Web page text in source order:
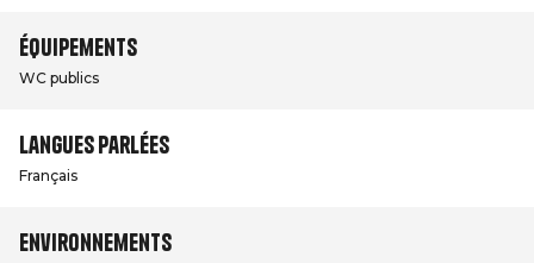
Équipements
WC publics
Langues parlées
Français
Environnements